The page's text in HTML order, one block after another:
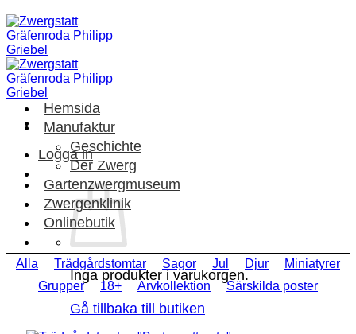
Skip
to
content
Logga in
Inga produkter i varukorgen.
Gå tillbaka till butiken
Hemsida
Manufaktur
Geschichte
Der Zwerg
Gartenzwergmuseum
Zwergenklinik
Onlinebutik
Alla Trädgårdstomtar Sagor Jul Djur
Miniatyrer
Grupper
18+ Arvkollektion Särskilda poster